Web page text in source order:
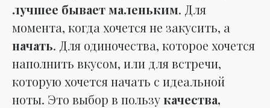
лучшее бывает маленьким. Для
момента, когда хочется не закусить, а
начать. Для одиночества, которое хочется
наполнить вкусом, или для встречи,
которую хочется начать с идеальной
ноты. Это выбор в пользукачества,